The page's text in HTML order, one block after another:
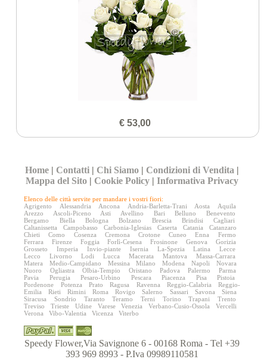
€ 53,00
Home | Contatti | Chi Siamo | Condizioni di Vendita |
Mappa del Sito | Cookie Policy |Informativa Privacy
Elenco delle città servite per mandare i vostri fiori:
Agrigento
Alessandria Ancona Andria-Barletta-Trani Aosta
Aquila
Arezzo
Ascoli-Piceno Asti Avellino Bari Belluno
Benevento
Bergamo
Biella Bologna Bolzano Brescia Brindisi
Cagliari
Caltanissetta
Campobasso Carbonia-Iglesias Caserta Catania
Catanzaro
Chieti
Como Cosenza Cremona Crotone Cuneo Enna
Fermo
Ferrara
Firenze Foggia Forlì-Cesena Frosinone Genova
Gorizia
Grosseto
Imperia Invio-piante Isernia La-Spezia Latina
Lecce
Lecco
Livorno Lodi Lucca Macerata Mantova
Massa-Carrara
Matera
Medio-Campidano Messina Milano Modena Napoli
Novara
Nuoro
Ogliastra Olbia-Tempio Oristano Padova Palermo
Parma
Pavia
Perugia Pesaro-Urbino Pescara Piacenza Pisa
Pistoia
Pordenone
Potenza Prato Ragusa Ravenna Reggio-Calabria
Reggio-
Emilia
Rieti Rimini Roma Rovigo Salerno Sassari Savona
Siena
Siracusa
Sondrio Taranto Teramo Terni Torino Trapani
Trento
Treviso
Trieste Udine Varese Venezia Verbano-Cusio-Ossola
Vercelli
Verona
Vibo-Valentia Vicenza Viterbo
Speedy Flower,Via Savignone 6 - 00168 Roma - Tel +39
393 969 8993 - P.Iva 09989110581